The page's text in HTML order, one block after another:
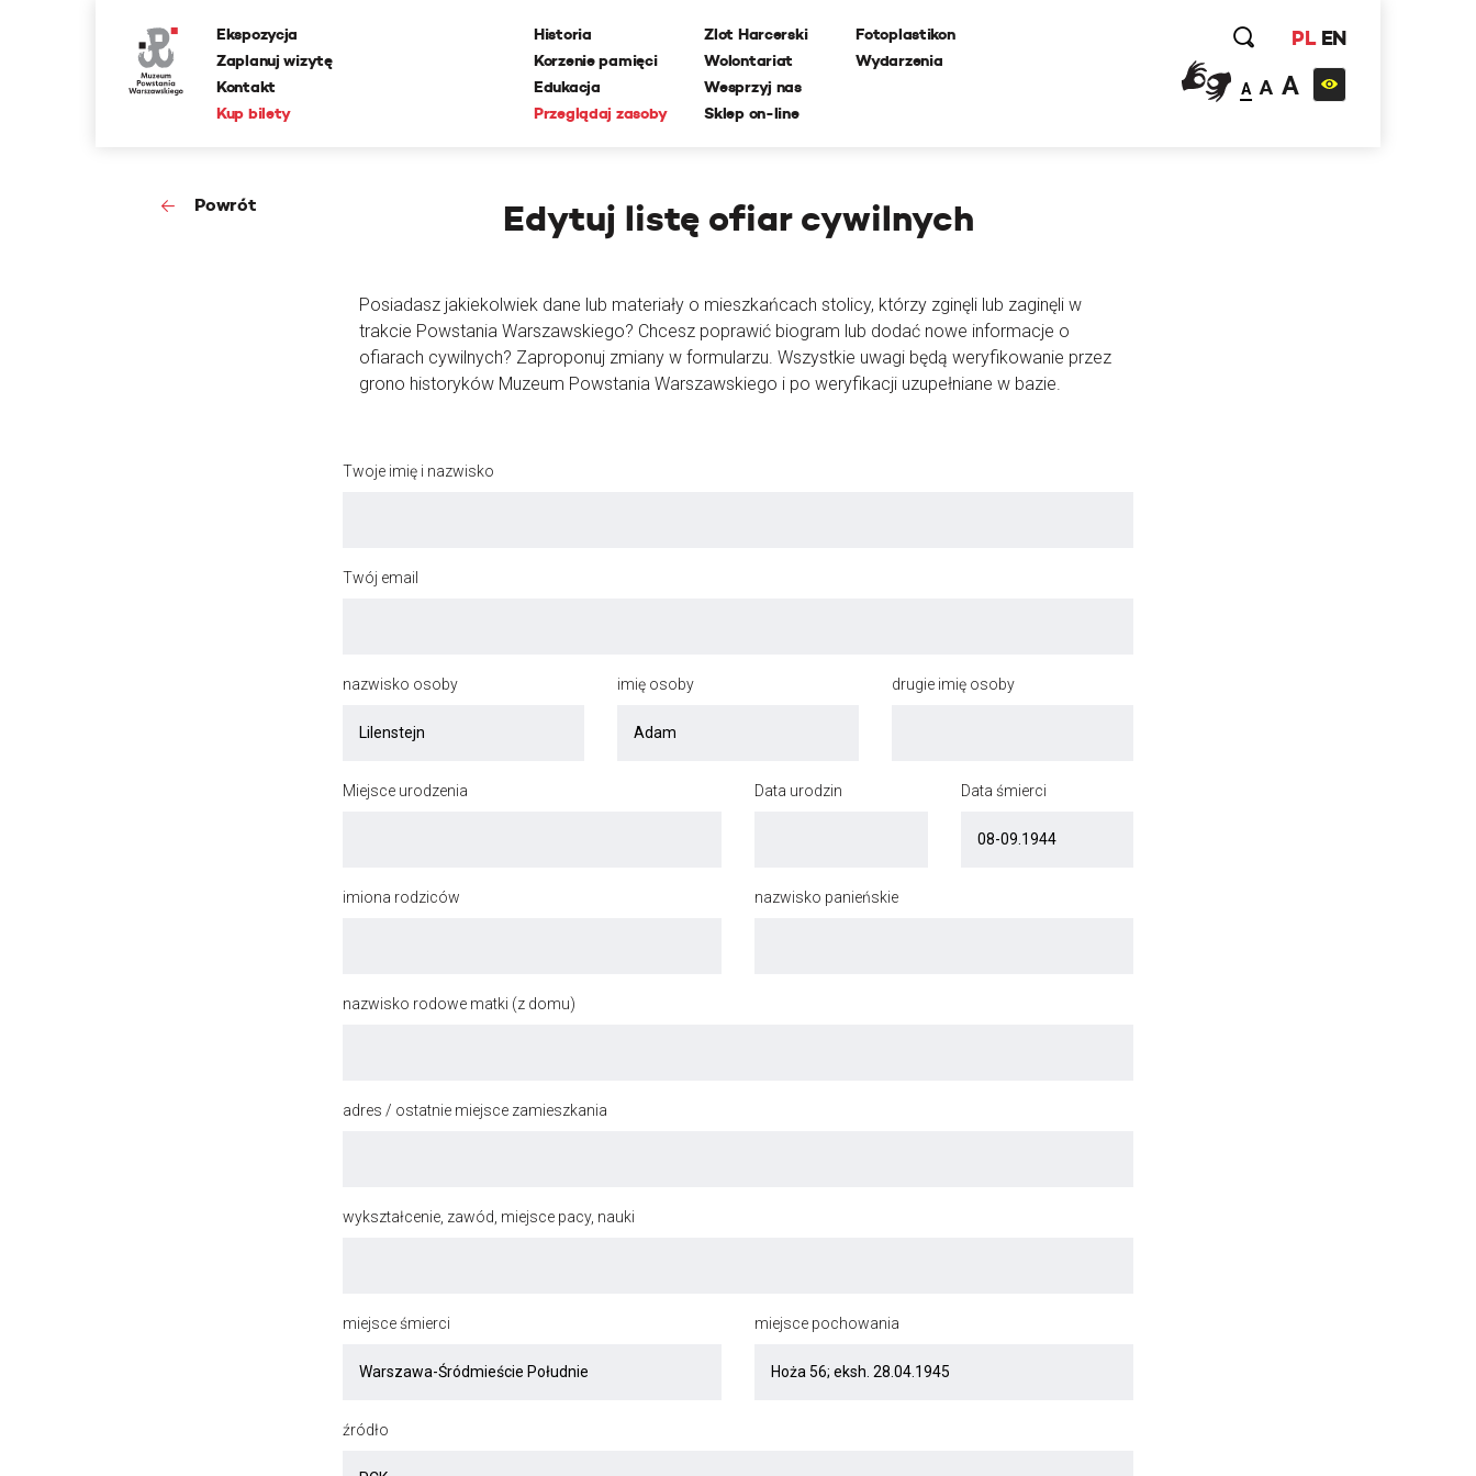
Ekspozycja
Zaplanuj wizytę
Kontakt
Kup bilety
Historia
Korzenie pamięci
Edukacja
Przeglądaj zasoby
Zlot Harcerski
Wolontariat
Wesprzyj nas
Sklep on-line
Fotoplastikon
Wydarzenia
PL EN
A A A
Powrót Edytuj listę ofiar cywilnych
Posiadasz jakiekolwiek dane lub materiały o mieszkańcach stolicy, którzy zginęli lub zaginęli w
trakcie Powstania Warszawskiego? Chcesz poprawić biogram lub dodać nowe informacje o
ofiarach cywilnych? Zaproponuj zmiany w formularzu. Wszystkie uwagi będą weryfikowanie przez
grono historyków Muzeum Powstania Warszawskiego i po weryfikacji uzupełniane w bazie.
Twoje imię i nazwisko
Twój email
nazwisko osoby imię osoby drugie imię osoby
Miejsce urodzenia Data urodzin Data śmierci
imiona rodziców nazwisko panieńskie
nazwisko rodowe matki (z domu)
adres / ostatnie miejsce zamieszkania
wykształcenie, zawód, miejsce pacy, nauki
miejsce śmierci miejsce pochowania
źródło